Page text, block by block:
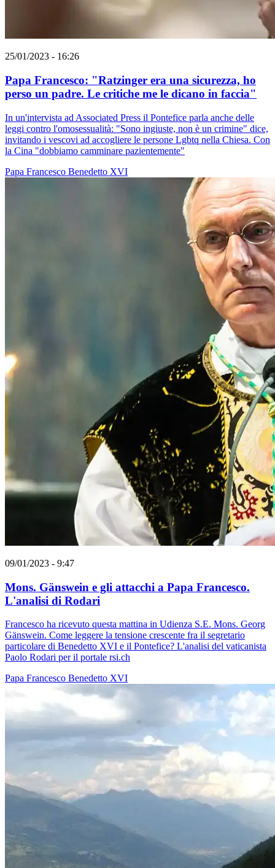
25/01/2023 - 16:26
Papa Francesco: "Ratzinger era una sicurezza, ho
perso un padre. Le critiche me le dicano in faccia"
In un'intervista ad Associated Press il Pontefice parla anche delle
leggi contro l'omosessualità: "Sono ingiuste, non è un crimine" dice,
invitando i vescovi ad accogliere le persone Lgbtq nella Chiesa. Con
la Cina "dobbiamo camminare pazientemente"
Papa Francesco Benedetto XVI
09/01/2023 - 9:47
Mons. Gänswein e gli attacchi a Papa Francesco.
L'analisi di Rodari
Francesco ha ricevuto questa mattina in Udienza S.E. Mons. Georg
Gänswein. Come leggere la tensione crescente fra il segretario
particolare di Benedetto XVI e il Pontefice? L'analisi del vaticanista
Paolo Rodari per il portale rsi.ch
Papa Francesco Benedetto XVI